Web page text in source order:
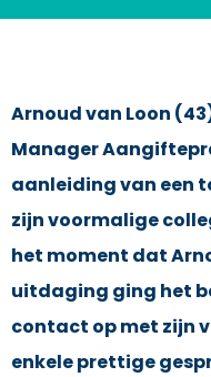
Arnoud van Loon
Manager
aanleiding van een
zijn voormalige
het moment dat
uitdaging ging het
contact op met zijn
enkele prettige